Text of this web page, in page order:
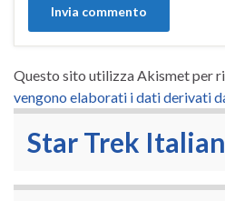
Questo sito utilizza Akismet per
vengono elaborati i dati derivati
Star Trek